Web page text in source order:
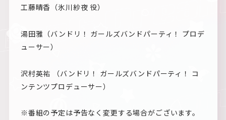
工藤晴香（氷川紗夜 役）
湯田雅（バンドリ！ ガールズバンドパーティ！ プロデ
ューサー）
沢村英祐 （バンドリ！ ガールズバンドパーティ！ コ
ンテンツプロデューサー）
※番組の予定は予告なく変更する場合がございます。